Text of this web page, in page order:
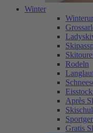
Winter
Rodeln
Après
Gratis